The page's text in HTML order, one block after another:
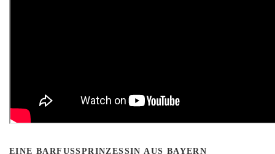
EINE BARFUSSPRINZESSIN AUS BAYERN